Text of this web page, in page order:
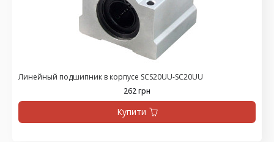
Линейный подшипник в корпусе SCS20UU-SC20UU
262 грн
Купити